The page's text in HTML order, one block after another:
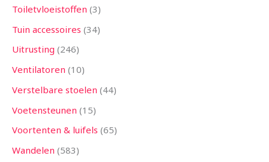
Toiletvloeistoffen 3
Tuin accessoires 34
Uitrusting 246
Ventilatoren 10
Verstelbare stoelen 44
Voetensteunen 15
Voortenten & luifels 65
Wandelen 583